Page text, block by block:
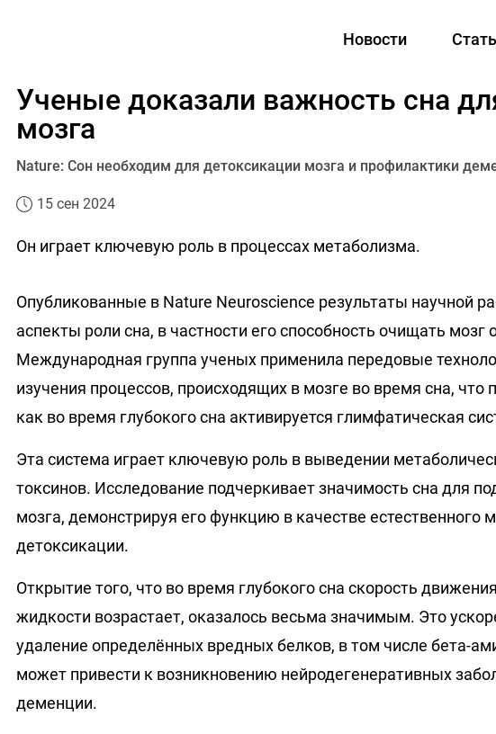
Новости
Ученые доказали важность сна
мозга
Nature: Сон необходим для детоксикации мозга и профилактики
15 сен 2024
Он играет ключевую роль в процессах метаболизма.
Опубликованные в Nature Neuroscience результаты научной
аспекты роли сна, в частности его способность очищать
Международная группа ученых применила передовые
изучения процессов, происходящих в мозге во время сна, что
как во время глубокого сна активируется глимфатическая
Эта система играет ключевую роль в выведении
токсинов. Исследование подчеркивает значимость сна для
мозга, демонстрируя его функцию в качестве естественного
детоксикации.
Открытие того, что во время глубокого сна скорость
жидкости возрастает, оказалось весьма значимым. Это
удаление определённых вредных белков, в том числе бета-
может привести к возникновению нейродегенеративных
деменции.